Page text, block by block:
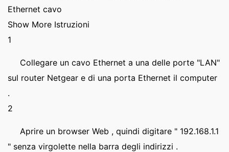
Ethernet cavo
Show More Istruzioni
1
Collegare un cavo Ethernet a una delle porte "LAN"
sul router Netgear e di una porta Ethernet il computer
.
2
Aprire un browser Web , quindi digitare " 192.168.1.1
" senza virgolette nella barra degli indirizzi .